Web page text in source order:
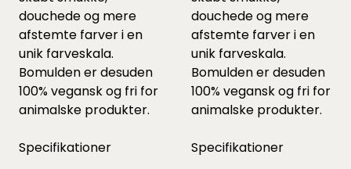
douchede og mere
afstemte farver i en
unik farveskala.
Bomulden er desuden
100% vegansk og fri for
animalske produkter.
Specifikationer
douchede og mere
afstemte farver i en
unik farveskala.
Bomulden er desuden
100% vegansk og fri for
animalske produkter.
Specifikationer